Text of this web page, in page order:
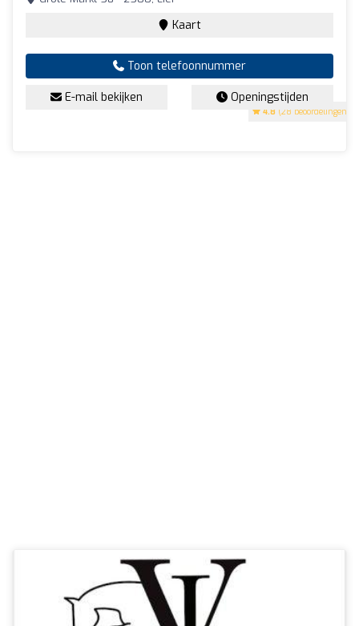
4.8 (28 beoordelingen)
Kaart
Toon telefoonnummer
E-mail bekijken Openingstijden